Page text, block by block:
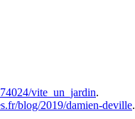
vite_un_jardin.
blog/2019/damien-deville.